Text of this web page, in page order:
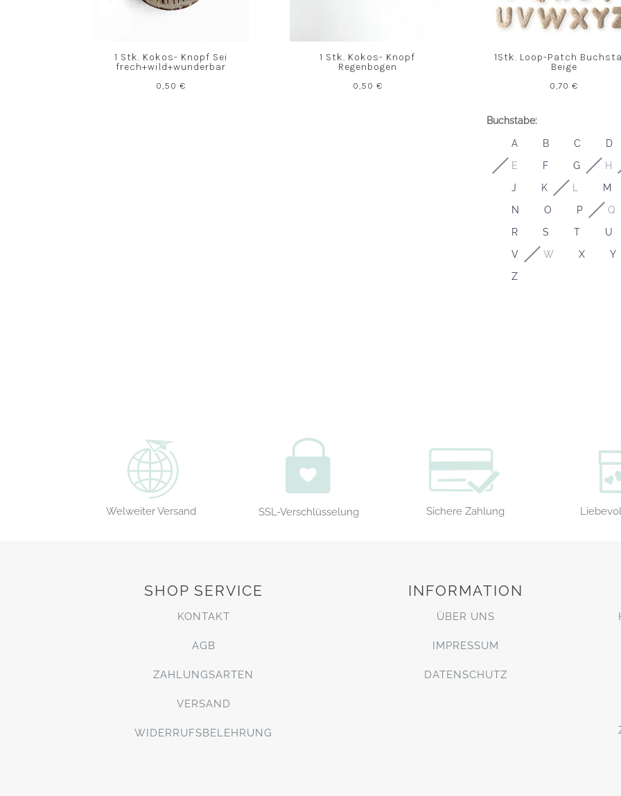
1 Stk. Kokos- Knopf Sei
frech+wild+wunderbar
0,50€
1 Stk. Kokos- Knopf
Regenbogen
0,50 €
1Stk. Loop-Patch
Beige
0,70€
Buchstabe:
A B C
D
E
F G H
J
K
M
N
O P
Q
R
S T
U
V
W X
Y
Z
Welweiter Versand SSL-Verschlüsselung Sichere Zahlung
SHOP SERVICE
KONTAKT
AGB
ZAHLUNGSARTEN
VERSAND
WIDERRUFSBELEHRUNG
INFORMATION
ÜBER UNS
IMPRESSUM
DATENSCHUTZ